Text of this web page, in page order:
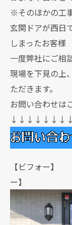
※そのほかの工
玄関ドアが西日
しまったお客様
一度弊社にご相
現場を下見の上
ただきます。
お問い合わせは
↓↓↓↓↓↓↓↓
【ビ
ー】